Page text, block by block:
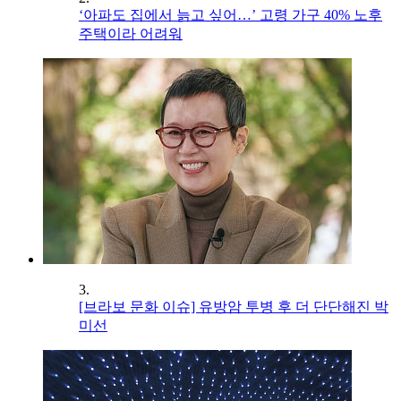
‘아파도 집에서 늙고 싶어…’ 고령 가구 40% 노후
주택이라 어려워
3.
[브라보 문화 이슈] 유방암 투병 후 더 단단해진 박
미선